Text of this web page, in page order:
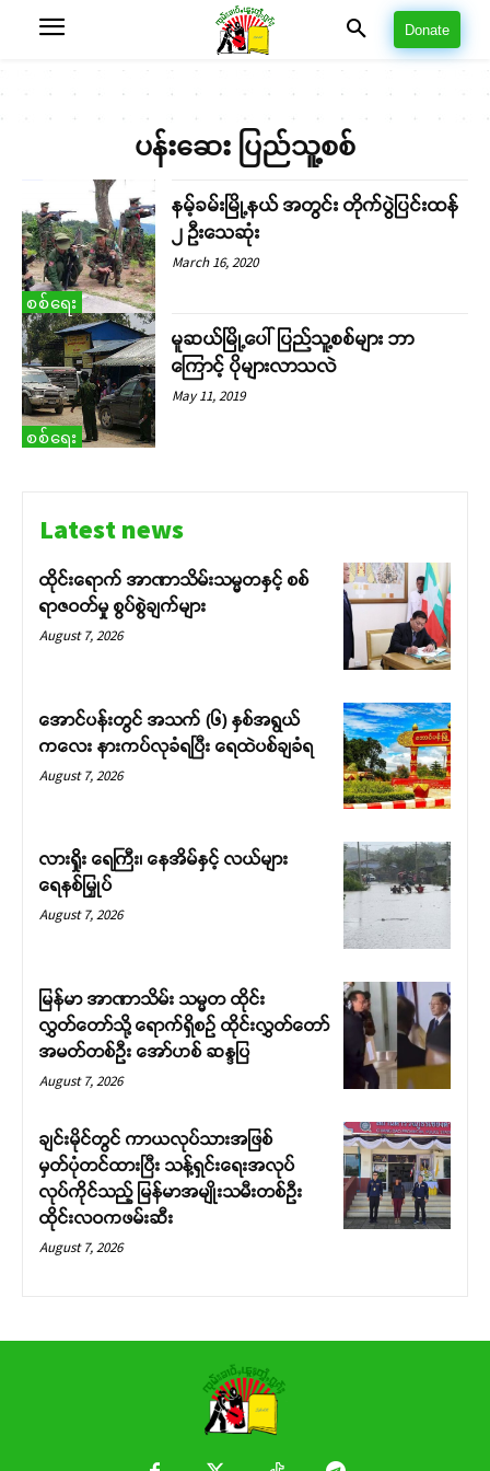
Donate
ပန်းဆေး ပြည်သူ့စစ်
စစ်ရေး
နမ့်ခမ်းမြို့နယ် အတွင်း တိုက်ပွဲပြင်းထန်
၂ ဦးသေဆုံး
March 16, 2020
စစ်ရေး
မူဆယ်မြို့ပေါ် ပြည်သူ့စစ်များ ဘာ
ကြောင့် ပိုများလာသလဲ
May 11, 2019
Latest news
ထိုင်းရောက် အာဏာသိမ်းသမ္မတနှင့် စစ်
ရာဇဝတ်မှု စွပ်စွဲချက်များ
August 7, 2026
အောင်ပန်းတွင် အသက် (၆) နှစ်အရွယ်
ကလေး နားကပ်လုခံရပြီး ရေထဲပစ်ချခံရ
August 7, 2026
လားရှိုး ရေကြီး၊ နေအိမ်နှင့် လယ်များ
ရေနစ်မြှုပ်
August 7, 2026
မြန်မာ အာဏာသိမ်း သမ္မတ ထိုင်း
လွှတ်တော်သို့ ရောက်ရှိစဉ် ထိုင်းလွှတ်တော်
အမတ်တစ်ဦး အော်ဟစ် ဆန္ဒပြ
August 7, 2026
ချင်းမိုင်တွင် ကာယလုပ်သားအဖြစ်
မှတ်ပုံတင်ထားပြီး သန့်ရှင်းရေးအလုပ်
လုပ်ကိုင်သည့် မြန်မာအမျိုးသမီးတစ်ဦး
ထိုင်းလဝကဖမ်းဆီး
August 7, 2026